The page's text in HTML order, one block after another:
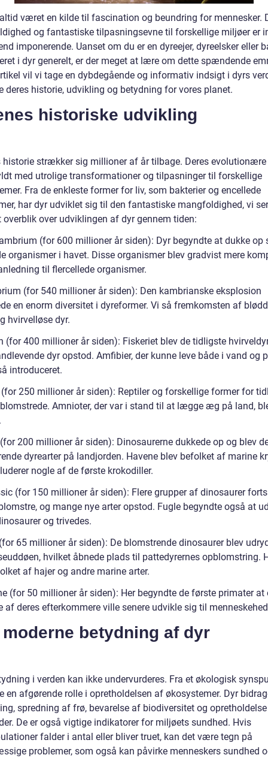
været en kilde til fascination og beundring for mennesker.
og fantastiske tilpasningsevne til forskellige miljøer er
imponerende. Uanset om du er en dyreejer, dyreelsker eller
i dyr generelt, er der meget at lære om dette spændende
vil vi tage en dybdegående og informativ indsigt i dyrs
deres historie, udvikling og betydning for vores planet.
historiske udvikling
historie strækker sig millioner af år tilbage. Deres evolutionære
med utrolige transformationer og tilpasninger til forskellige
Fra de enkleste former for liv, som bakterier og encellede
har dyr udviklet sig til den fantastiske mangfoldighed, vi
overblik over udviklingen af dyr gennem tiden:
(for 600 millioner år siden): Dyr begyndte at dukke op
organismer i havet. Disse organismer blev gradvist mere
til flercellede organismer.
(for 540 millioner år siden): Den kambrianske eksplosion
en enorm diversitet i dyreformer. Vi så fremkomsten af
hvirvelløse dyr.
(for 400 millioner år siden): Fiskeriet blev de tidligste
dyr opstod. Amfibier, der kunne leve både i vand og
introduceret.
250 millioner år siden): Reptiler og forskellige former for
Amnioter, der var i stand til at lægge æg på land,
200 millioner år siden): Dinosaurerne dukkede op og blev
dyrearter på landjorden. Havene blev befolket af marine
nogle af de første krokodiller.
(for 150 millioner år siden): Flere grupper af dinosaurer
og mange nye arter opstod. Fugle begyndte også at
og trivedes.
65 millioner år siden): De blomstrende dinosaurer blev
hvilket åbnede plads til pattedyrernes opblomstring.
af hajer og andre marine arter.
(for 50 millioner år siden): Her begyndte de første primater at
af deres efterkommere ville senere udvikle sig til
moderne betydning af dyr
i verden kan ikke undervurderes. Fra et økologisk
en afgørende rolle i opretholdelsen af økosystemer. Dyr
spredning af frø, bevarelse af biodiversitet og
De er også vigtige indikatorer for miljøets sundhed. Hvis
falder i antal eller bliver truet, kan det være tegn på
problemer, som også kan påvirke menneskers sundhed